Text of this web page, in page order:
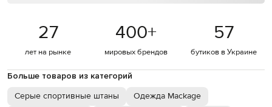
27
лет на рынке
400+
мировых брендов
57
бутиков в Украине
Больше товаров из категорий
Серые спортивные штаны
Одежда Mackage